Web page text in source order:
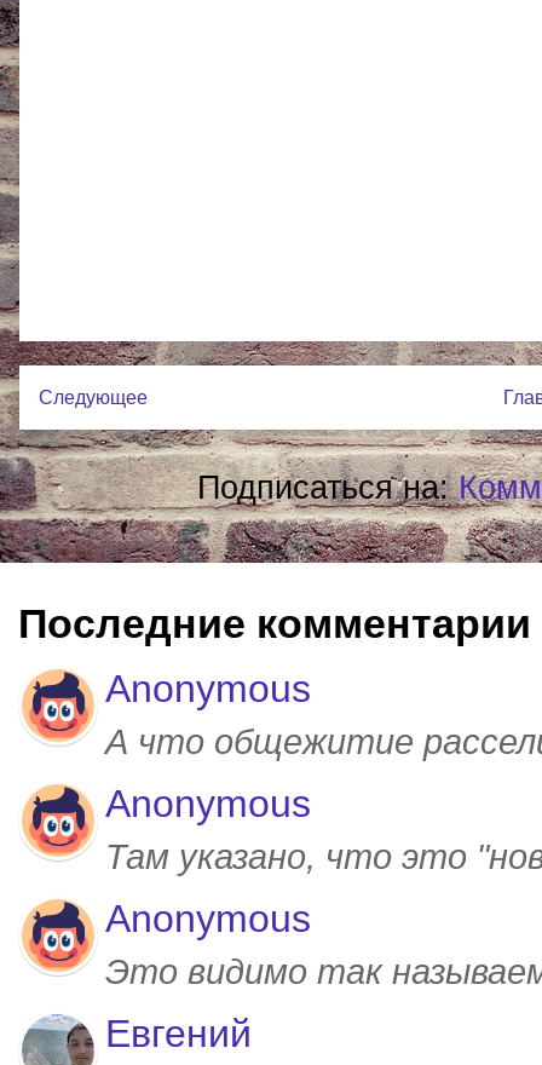
Следующее
Подписаться на:
Последние комментарии
Anonymous
А что общежитие
Anonymous
Там указано, что это
Anonymous
Это видимо так
Евгений